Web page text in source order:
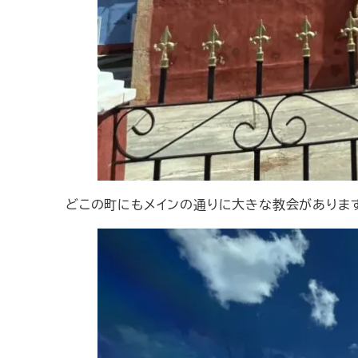
どこの町にもメインの通りに大きな教会がありま